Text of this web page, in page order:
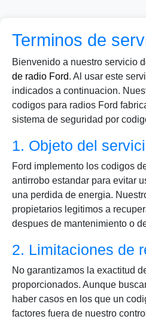
Terminos de
Bienvenido a nuestro servicio
de radio Ford. Al usar este
indicados a continuacion.
codigos para radios Ford
sistema de seguridad por
1. Objeto del
Ford implemento los codigos
antirrobo estandar para evitar
una perdida de energia.
propietarios legitimos a
despues de mantenimiento o
2. Limitaciones de
No garantizamos la exactitud
proporcionados. Aunque
haber casos en los que un
factores fuera de nuestro